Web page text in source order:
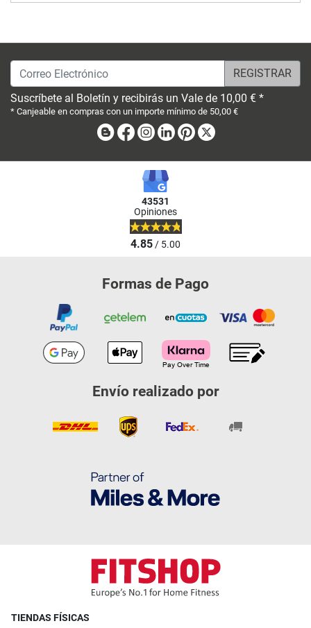
Correo Electrónico
Suscríbete al Boletín y recibirás un Vale de 10,00 € *
* Canjeable en compras con un importe mínimo de 50,00 €
BlogFacebook
Instagram
LinkedinPinterest
43531
Opiniones
4.85/ 5.00
Formas de Pago
Envío realizado por
TIENDAS FÍSICAS